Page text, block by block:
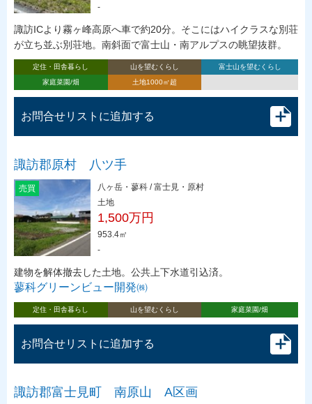
-
諏訪ICより霧ヶ峰高原へ車で約20分。そこにはハイクラスな別荘
が立ち並ぶ別荘地。南斜面で富士山・南アルプスの眺望抜群。
定住・田舎暮らし 山を望むくらし
富士山を望むくらし
家庭菜園/畑
土地1000㎡超
お問合せリストに追加する
諏訪郡原村 八ツ手
売買
八ヶ岳・蓼科 / 富士見・原村
土地
1,500万円
953.4㎡
-
建物を解体撤去した土地。公共上下水道引込済。
蓼科グリーンビュー開発㈱
定住・田舎暮らし 山を望むくらし 家庭菜園/畑
お問合せリストに追加する
諏訪郡富士見町 南原山 A区画